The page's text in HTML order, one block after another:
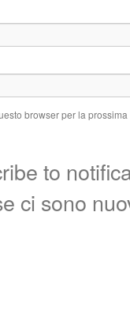
browser per la
to
ci sono